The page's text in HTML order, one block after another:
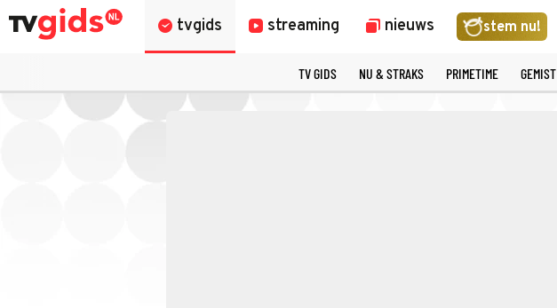
tvgids streaming nieuws stem nu!
TV GIDS NU & STRAKS PRIMETIME GEMIST